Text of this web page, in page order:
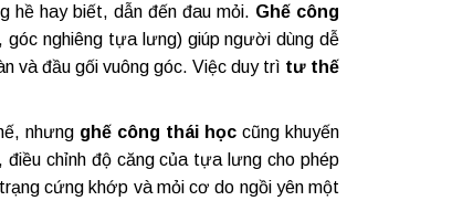
hề hay biết, dẫn đến đau mỏi. Ghế công
góc nghiêng tựa lưng) giúp người dùng dễ
và đầu gối vuông góc. Việc duy trì tư thế
nhưng ghế công thái học cũng khuyến
chỉnh độ căng của tựa lưng cho phép
cứng khớp và mỏi cơ do ngồi yên một